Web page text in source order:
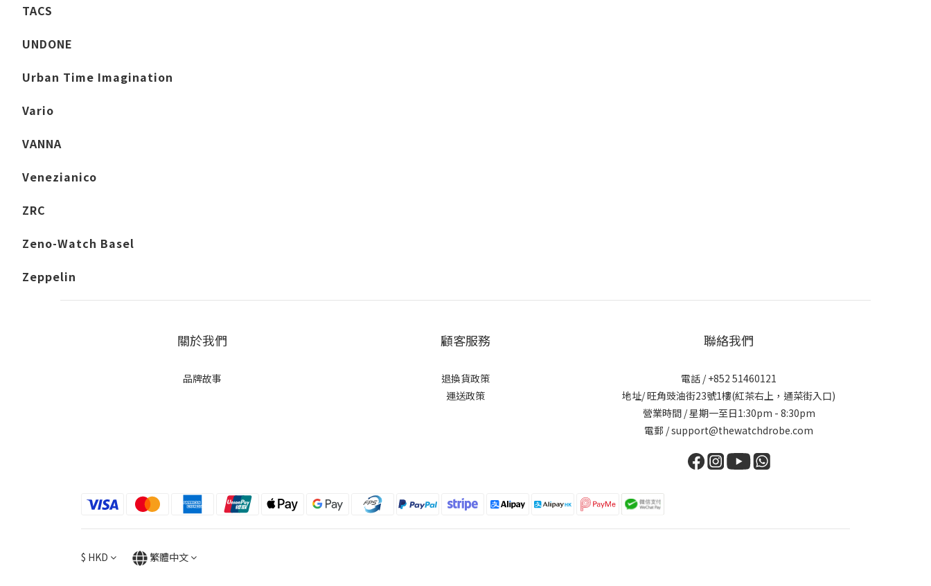
TACS
UNDONE
Urban Time Imagination
Vario
VANNA
Venezianico
ZRC
Zeno-Watch Basel
Zeppelin
關於我們
品牌故事
顧客服務
退換貨政策
運送政策
聯絡我們
電話 / +852 51460121
地址/ 旺角豉油街23號1樓(紅茶右上，通菜街入口)
營業時間 / 星期一至日1:30pm - 8:30pm
電郵 / support@thewatchdrobe.com
$ HKD 繁體中文